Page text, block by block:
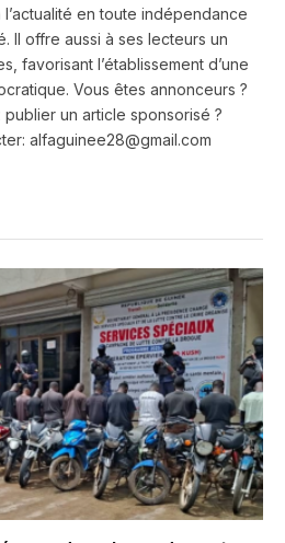
en toute indépendance
Il offre aussi à ses lecteurs un
favorisant l’établissement d’une
Vous êtes annonceurs ?
un article sponsorisé ?
alfaguinee28@gmail.com